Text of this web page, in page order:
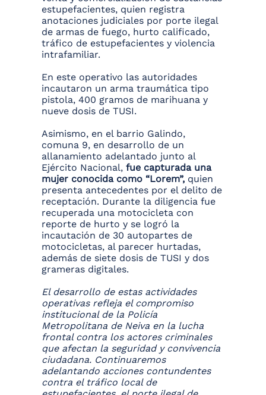
estupefacientes, quien registra
anotaciones judiciales por porte ilegal
de armas de fuego, hurto calificado,
tráfico de estupefacientes y violencia
intrafamiliar.
En este operativo las autoridades
incautaron un arma traumática tipo
pistola, 400 gramos de marihuana y
nueve dosis de TUSI.
Asimismo, en el barrio Galindo,
comuna 9, en desarrollo de un
allanamiento adelantado junto al
Ejército Nacional, fue capturada una
mujer conocida como “Lorem”, quien
presenta antecedentes por el delito de
receptación. Durante la diligencia fue
recuperada una motocicleta con
reporte de hurto y se logró la
incautación de 30 autopartes de
motocicletas, al parecer hurtadas,
además de siete dosis de TUSI y dos
grameras digitales.
El desarrollo de estas actividades
operativas refleja el compromiso
institucional de la Policía
Metropolitana de Neiva en la lucha
frontal contra los actores criminales
que afectan la seguridad y convivencia
ciudadana. Continuaremos
adelantando acciones contundentes
contra el tráfico local de